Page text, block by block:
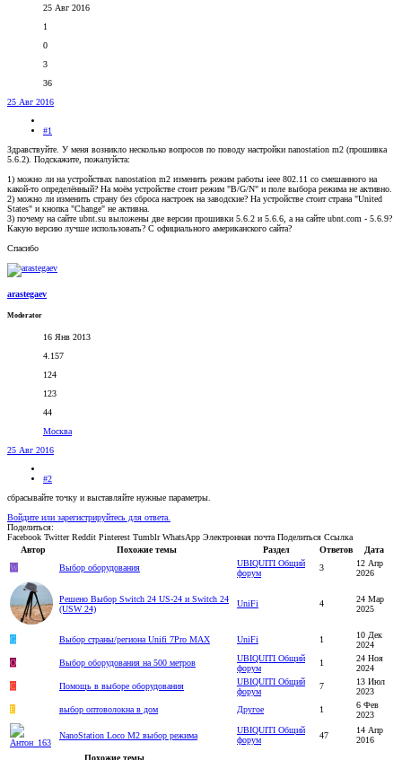
25 Авг 2016
1
0
3
36
25 Авг 2016
#1
Здравствуйте. У меня возникло несколько вопросов по поводу настройки nanostation m2 (прошивка
5.6.2). Подскажите, пожалуйста:
1) можно ли на устройствах nanostation m2 изменить режим работы ieee 802.11 со смешанного на
какой-то определённый? На моём устройстве стоит режим "B/G/N" и поле выбора режима не активно.
2) можно ли изменить страну без сброса настроек на заводские? На устройстве стоит страна "United
States" и кнопка "Change" не активна.
3) почему на сайте ubnt.su выложены две версии прошивки 5.6.2 и 5.6.6, а на сайте ubnt.com - 5.6.9?
Какую версию лучше использовать? С официального американского сайта?
Спасибо
arastegaev
Moderator
16 Янв 2013
4.157
124
123
44
Москва
25 Авг 2016
#2
сбрасывайте точку и выставляйте нужные параметры.
Войдите или зарегистрируйтесь для ответа.
Поделиться:
Facebook Twitter Reddit Pinterest Tumblr WhatsApp Электронная почта Поделиться Ссылка
Автор
Похожие темы Раздел Ответов
Дата
W
Выбор оборудования
UBIQUITI Общий
форум
3
12 Апр
2026
Решено Выбор Switch 24 US-24 и Switch 24
(USW 24)
UniFi 4
24 Мар
2025
G Выбор страны/региона Unifi 7Pro MAX UniFi 1
10 Дек
2024
O
Выбор оборудования на 500 метров
UBIQUITI Общий
форум
1
24 Ноя
2024
С
Помощь в выборе оборудования
UBIQUITI Общий
форум
7
13 Июл
2023
Е
выбор оптоволокна в дом Другое 1
6 Фев
2023
NanoStation Loco M2 выбор режима
UBIQUITI Общий
форум
47
14 Апр
2016
Похожие темы